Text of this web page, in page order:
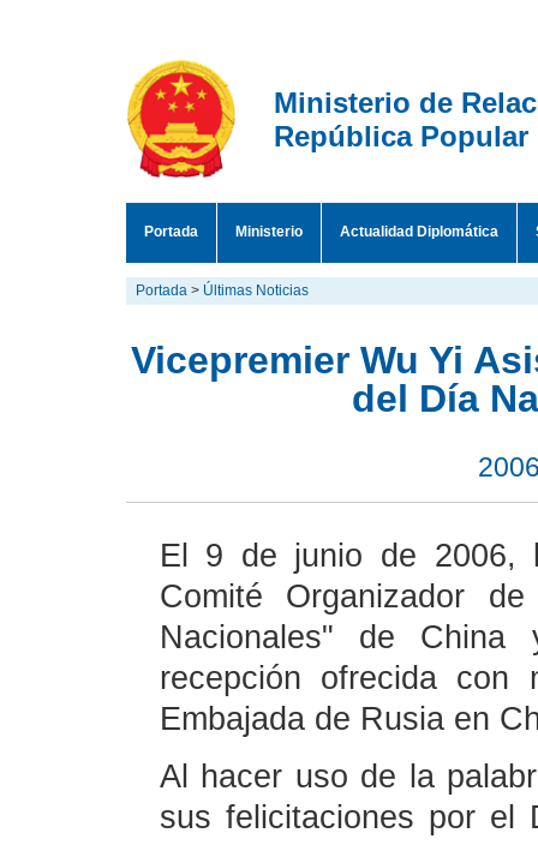
Ministerio de
República Popular
Portada Ministerio Actualidad Diplomática
Portada > Últimas Noticias
Vicepremier Wu Yi
del Día
El 9 de junio de 2006,
Comité Organizador
Nacionales" de
recepción ofrecida
Embajada de Rusia en
Al hacer uso de la
sus felicitaciones por el